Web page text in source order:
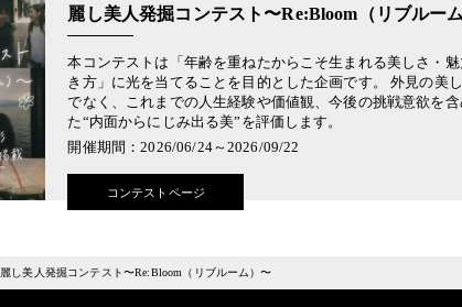
麗し美人発掘コンテスト〜Re:Bloom（リブルー
本コンテストは「年齢を重ねたからこそ生まれる美しさ・魅
き方」に光を当てることを目的とした企画です。 外見の美
でなく、これまでの人生経験や価値観、今後の挑戦意欲を含
た“内面からにじみ出る美”を評価します。
開催期間：2026/06/24～2026/09/22
コンテストページ
麗し美人発掘コンテスト〜Re:Bloom（リブルーム）〜